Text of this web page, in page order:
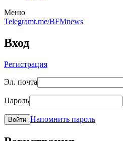
Меню
Telegramt.me/BFMnews
Вход
Регистрация
Эл. почта
Пароль
Войти Напомнить пароль